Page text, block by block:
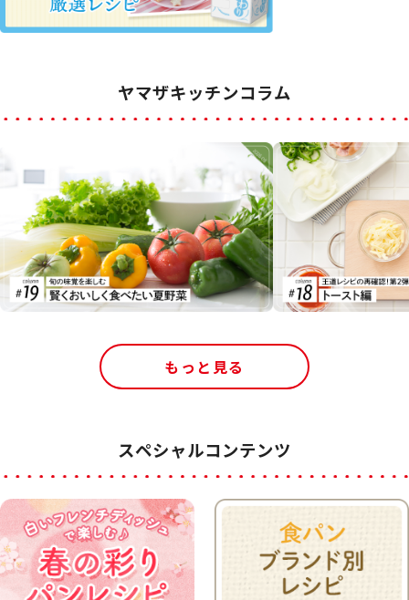
ヤマザキッチンコラム
もっと見る
スペシャルコンテンツ